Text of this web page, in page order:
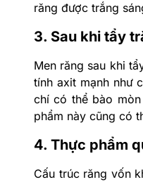
răng được trắng
3. Sau khi tẩy
Men răng sau khi
tính axit mạnh như
chí có thể bào
phẩm này cũng có
4. Thực phẩm
Cấu trúc răng vốn